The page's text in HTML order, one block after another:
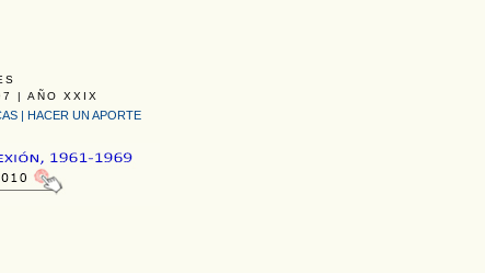
| AÑO XXIX
| HACER UN APORTE